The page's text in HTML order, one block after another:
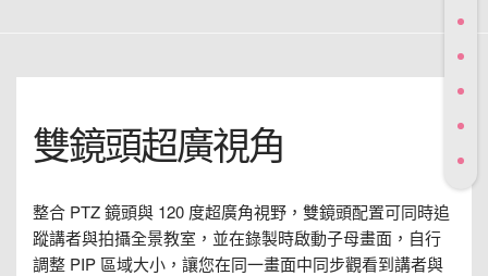
雙鏡頭超廣視角
整合 PTZ 鏡頭與 120 度超廣角視野，雙鏡頭配置可同時追
蹤講者與拍攝全景教室，並在錄製時啟動子母畫面，自行
調整 PIP 區域大小，讓您在同一畫面中同步觀看到講者與